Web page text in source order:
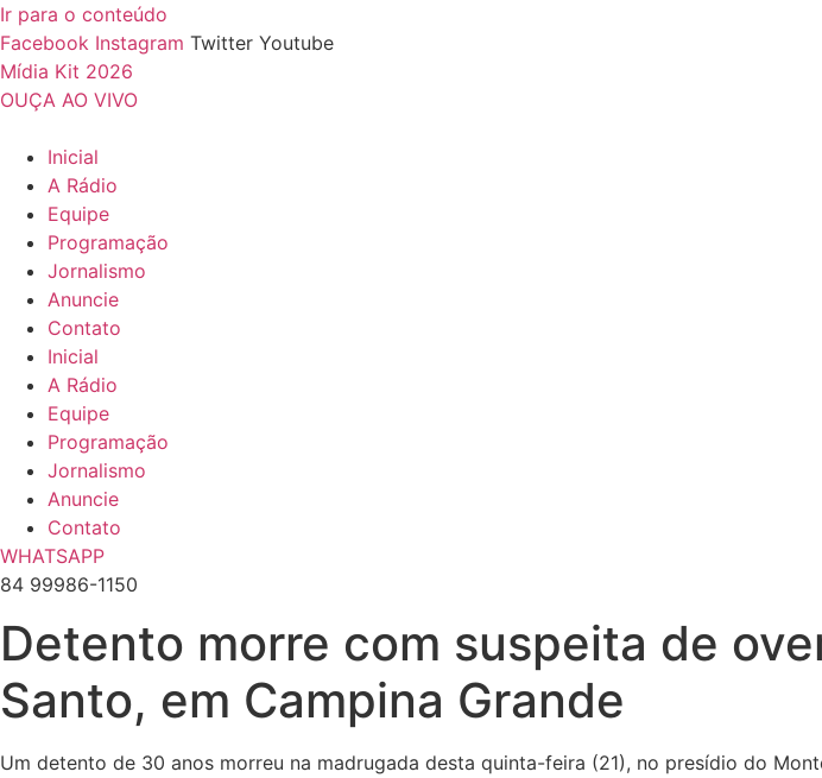
Ir para o conteúdo
Facebook Instagram Twitter Youtube
Mídia Kit 2026
OUÇA AO VIVO
Inicial
A Rádio
Equipe
Programação
Jornalismo
Anuncie
Contato
Inicial
A Rádio
Equipe
Programação
Jornalismo
Anuncie
Contato
WHATSAPP
84 99986-1150
Detento morre com suspeita de
Santo, em Campina Grande
Um detento de 30 anos morreu na madrugada desta quinta-feira (21), no presídio do